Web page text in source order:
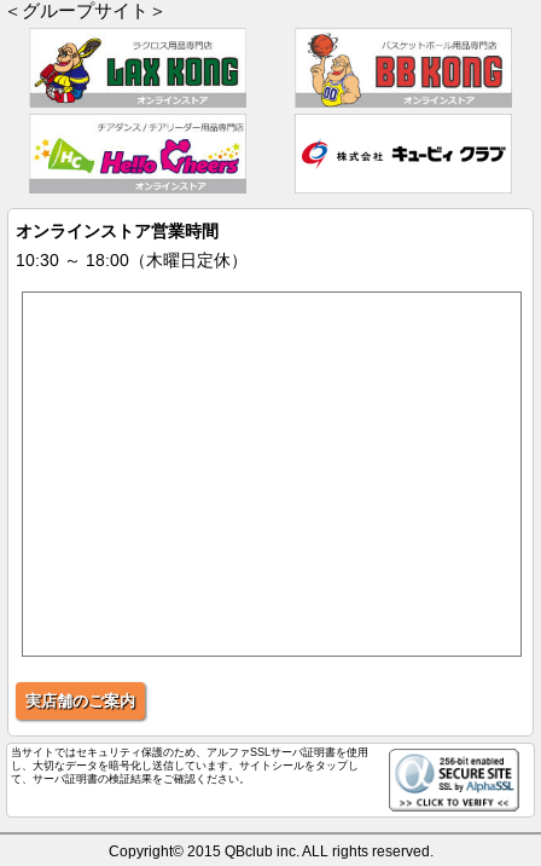
＜グループサイト＞
オンラインストア営業時間
10:30 ～ 18:00（木曜日定休）
実店舗のご案内
当サイトではセキュリティ保護のため、アルファSSLサーバ証明書を使用
し、大切なデータを暗号化し送信しています。サイトシールをタップし
て、サーバ証明書の検証結果をご確認ください。
Copyright© 2015 QBclub inc. ALL rights reserved.